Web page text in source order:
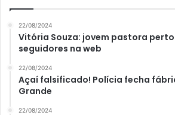
22/08/2024
Vitória Souza: jovem pastora perto
seguidores na web
22/08/2024
Açaí falsificado! Polícia fecha
Grande
22/08/2024